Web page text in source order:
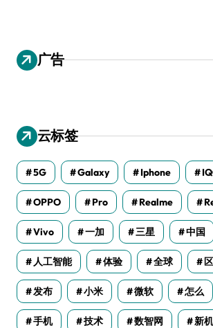
广告
云标签
5G Galaxy Iphone
OPPO Pro Realme
Vivo 一加 三星 中国
人工智能 体验 全球
发布 小米 微软 怎么
手机 技术 数智网 新机